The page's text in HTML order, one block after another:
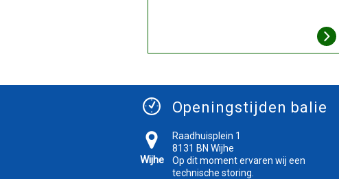
Openingstijden balie
Wijhe
Raadhuisplein 1
8131 BN Wijhe
Op dit moment ervaren wij een
technische storing.